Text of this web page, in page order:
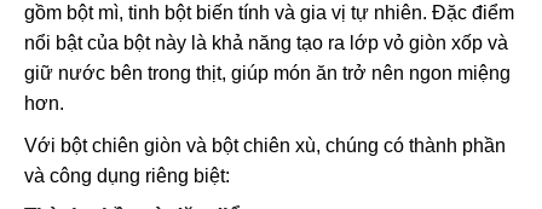
gồm bột mì, tinh bột biến tính và gia vị tự nhiên. Đặc điểm
nổi bật của bột này là khả năng tạo ra lớp vỏ giòn xốp và
giữ nước bên trong thịt, giúp món ăn trở nên ngon miệng
hơn.
Với bột chiên giòn và bột chiên xù, chúng có thành phần
và công dụng riêng biệt: